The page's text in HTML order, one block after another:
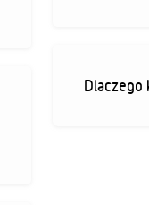
Dlaczego